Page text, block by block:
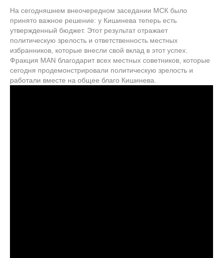
На сегодняшнем внеочередном заседании МСК было
принято важное решение: у Кишинева теперь есть
утвержденный бюджет. Этот результат отражает
политическую зрелость и ответственность местных
избранников, которые внесли свой вклад в этот успех.
Фракция MAN благодарит всех местных советников, которые
сегодня продемонстрировали политическую зрелость и
работали вместе на общее благо Кишинева.